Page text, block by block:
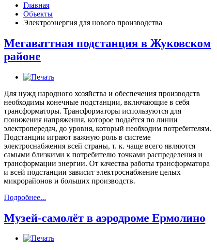
Главная
Объекты
Электроэнергия для нового производства
Мегаваттная подстанция в Жуковском
районе
Для нужд народного хозяйства и обеспечения производств
необходимы конечные подстанции, включающие в себя
трансформаторы. Трансформаторы используются для
понижения напряжения, которое подаётся по линии
электропередач, до уровня, который необходим потребителям.
Подстанции играют важную роль в системе
электроснабжения всей страны, т. к. чаще всего являются
самыми близкими к потребителю точками распределения и
трансформации энергии. От качества работы трансформатора
и всей подстанции зависит электроснабжение целых
микрорайонов и больших производств.
Подробнее...
Музей-самолёт в аэродроме Ермолино